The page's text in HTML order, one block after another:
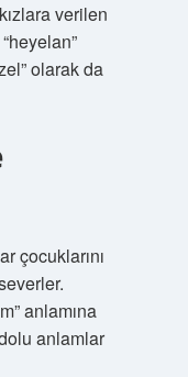
verilen
olarak da
çocuklarını
anlamına
anlamlar